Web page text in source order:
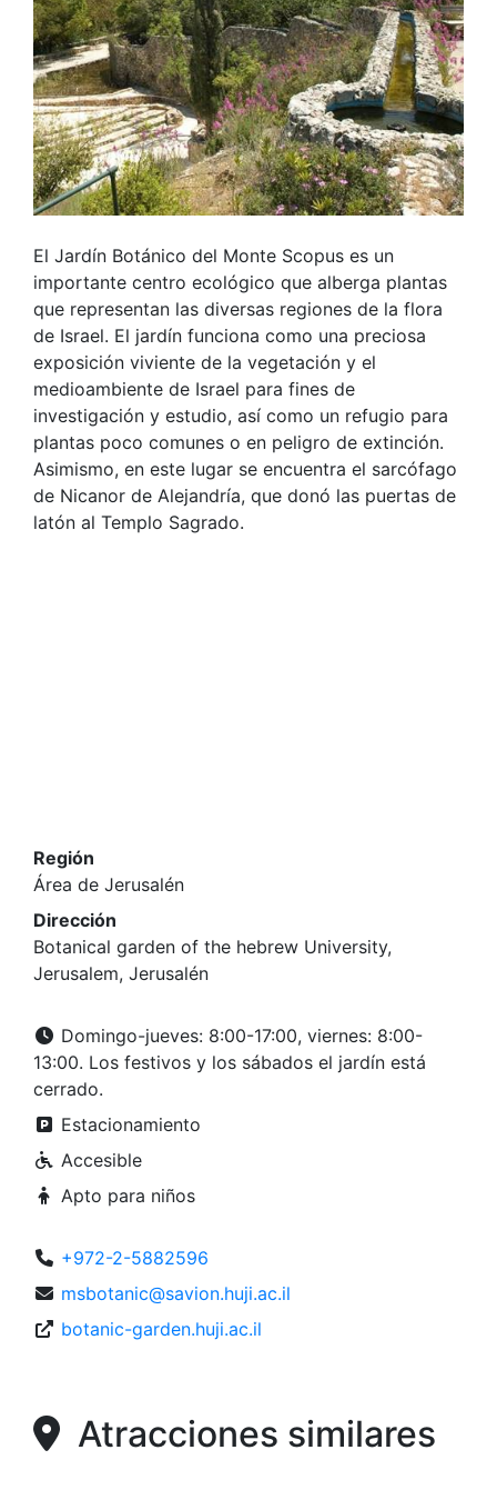
El Jardín Botánico del Monte Scopus es un
importante centro ecológico que alberga plantas
que representan las diversas regiones de la flora
de Israel. El jardín funciona como una preciosa
exposición viviente de la vegetación y el
medioambiente de Israel para fines de
investigación y estudio, así como un refugio para
plantas poco comunes o en peligro de extinción.
Asimismo, en este lugar se encuentra el sarcófago
de Nicanor de Alejandría, que donó las puertas de
latón al Templo Sagrado.
Región
Área de Jerusalén
Dirección
Botanical garden of the hebrew University,
Jerusalem, Jerusalén
Domingo-jueves: 8:00-17:00, viernes: 8:00-
13:00. Los festivos y los sábados el jardín está
cerrado.
Estacionamiento
Accesible
Apto para niños
+972-2-5882596
msbotanic@savion.huji.ac.il
botanic-garden.huji.ac.il
Atracciones similares